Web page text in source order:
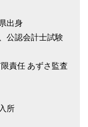
出身
公認会計士試験
責任 あずさ監査
所